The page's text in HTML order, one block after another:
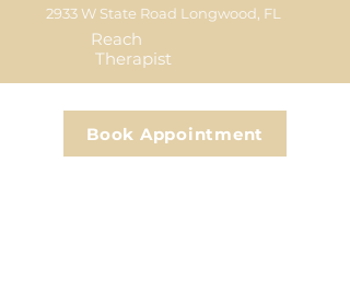
2933 W State Road Longwood, FL
Reach
Therapist
Book Appointment